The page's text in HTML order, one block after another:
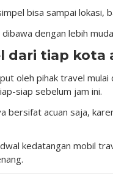
bisa sampai lokasi,
dengan lebih
dari tiap kota
oleh pihak travel
siap sebelum jam ini.
bersifat acuan saja,
kedatangan mobil